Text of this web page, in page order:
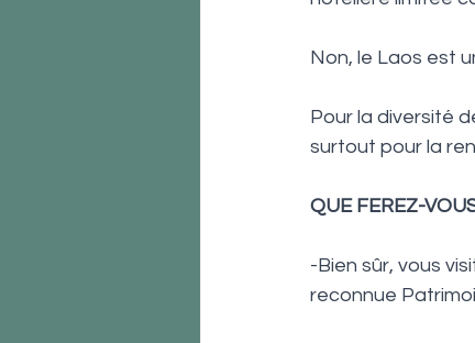
Non, le Laos est
Pour la diversité
surtout pour la
QUE FEREZ-
-Bien sûr, vous
reconnue